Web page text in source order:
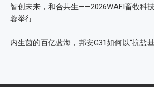
智创未来，和合共生——2026WAFI畜牧科
蓉举行
内生菌的百亿蓝海，邦安G31如何以“抗盐